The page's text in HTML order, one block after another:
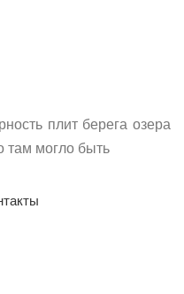
плит берега озера
там могло быть